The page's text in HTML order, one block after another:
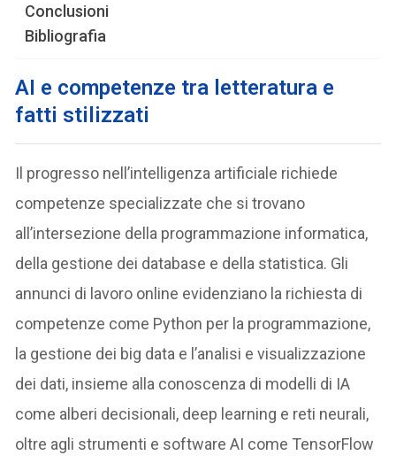
Conclusioni
Bibliografia
AI e competenze tra letteratura e
fatti stilizzati
Il progresso nell’intelligenza artificiale richiede
competenze specializzate che si trovano
all’intersezione della programmazione informatica,
della gestione dei database e della statistica. Gli
annunci di lavoro online evidenziano la richiesta di
competenze come Python per la programmazione,
la gestione dei big data e l’analisi e visualizzazione
dei dati, insieme alla conoscenza di modelli di IA
come alberi decisionali, deep learning e reti neurali,
oltre agli strumenti e software AI come TensorFlow